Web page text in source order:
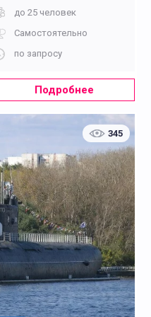
до 25 человек
Самостоятельно
по запросу
Подробнее
345